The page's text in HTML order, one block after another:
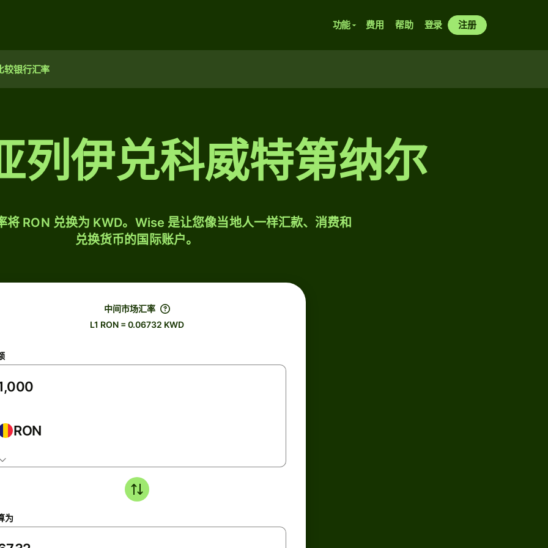
功能 费用 帮助 登录 注册
较银行汇率
列伊兑科威特第纳尔
将 RON 兑换为 KWD。Wise 是让您像当地人一样汇款、消费和
兑换货币的国际账户。
中间市场汇率
L1 RON = 0.06732 KWD
RON
为